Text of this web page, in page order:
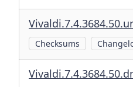
Checksums